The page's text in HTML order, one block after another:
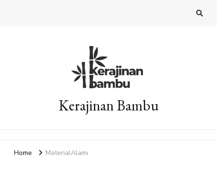
Kerajinan Bambu
Home MaterialAlami